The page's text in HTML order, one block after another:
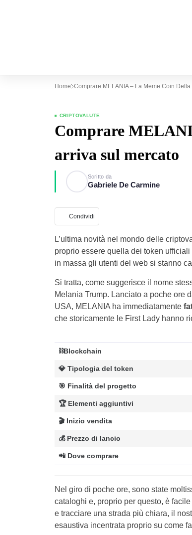
Home Comprare MELANIA – La Meme Coin
CRIPTOVALUTE
Comprare
arriva sul mercato
Scritto da
Gabriele De Carmine
Condividi
L’ultima novità nel mondo delle
proprio essere quella dei token
in massa gli utenti del web si stanno
Si tratta, come suggerisce il nome
Melania Trump. Lanciato a poche ore
USA, MELANIA ha immediatamente
che storicamente le First Lady hanno
⛓️Blockchain
💎 Tipologia del token
🎯 Finalità del progetto
🏆 Elementi aggiuntivi
🎬 Inizio vendita
💰 Prezzo di lancio
📲 Dove comprare
Nel giro di poche ore, sono state
cataloghi e, proprio per questo, è facile
e tracciare una strada più chiara, il
esaustiva incentrata proprio su come